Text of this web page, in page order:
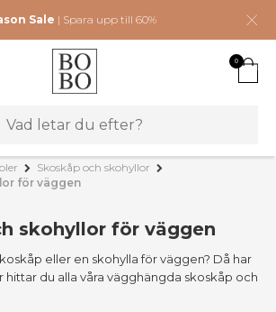
Sale | Spara upp till 60%
0
Skoskåp och skohyllor
för väggen
skohyllor för väggen
eller en skohylla för väggen? Då har
hittar du alla våra vägghängda skoskåp och